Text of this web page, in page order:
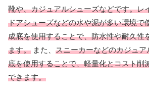
靴や、カジュアルシューズなどです。レ
ドアシューズなどの水や泥が多い環境で
成底を使用することで、防水性や耐久性
ます。 また、 スニーカーなどのカジュ
底を使用することで、軽量化とコスト削
できます。